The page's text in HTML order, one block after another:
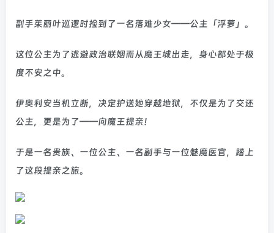
副手茱丽叶巡逻时捡到了一名落难少女——公主「浮萝」。
这位公主为了逃避政治联姻而从魔王城出走，身心都处于极
度不安之中。
伊奥利安当机立断，决定护送她穿越地狱，不仅是为了交还
公主，更是为了——向魔王提亲！
于是一名贵族、一位公主、一名副手与一位魅魔医官，踏上
了这段提亲之旅。